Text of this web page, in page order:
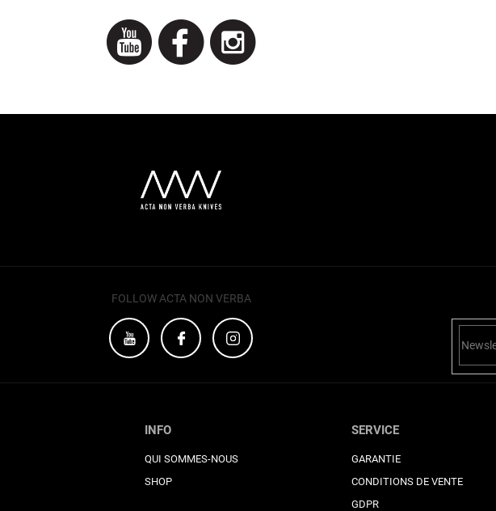
FOLLOW ACTA NON VERBA
INFO
QUI SOMMES-NOUS
SHOP
SERVICE
GARANTIE
CONDITIONS DE VENTE
GDPR